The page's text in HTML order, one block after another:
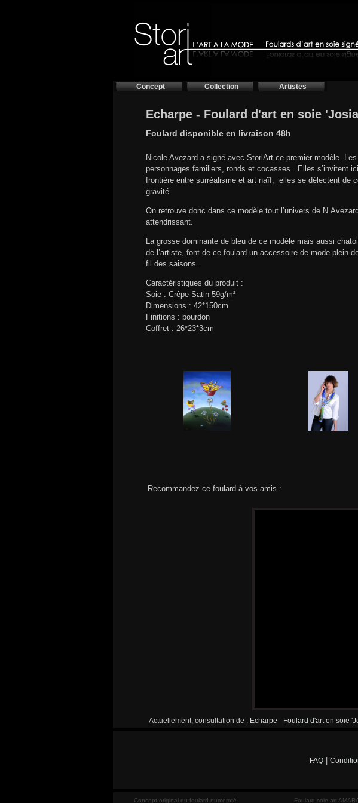
Concept Collection Artistes
Echarpe - Foulard d'art en soie
Foulard disponible en livraison 48h
Nicole Avezard a signé avec StoriArt ce premier modèle.
personnages familiers, ronds et cocasses.
Elles s’invitent
frontière entre surréalisme et art naïf, elles se délectent de
gravité.
On retrouve donc dans ce modèle tout l’univers de
attendrissant.
La grosse dominante de bleu de ce modèle mais aussi
de l’artiste, font de ce foulard un accessoire de mode plein
fil des saisons.
Caractéristiques du produit :
Soie : Crêpe-Satin 59g/m²
Dimensions : 42*150cm
Finitions : bourdon
Coffret : 26*23*3cm
Recommandez ce foulard à vos amis :
Actuellement, consultation de : Echarpe - Foulard d'art en soie
FAQ
Concept original du foulard numéroté Foulard soie art